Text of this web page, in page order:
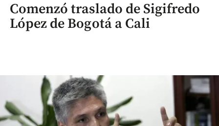
Comenzó traslado de Sigifredo
López de Bogotá a Cali